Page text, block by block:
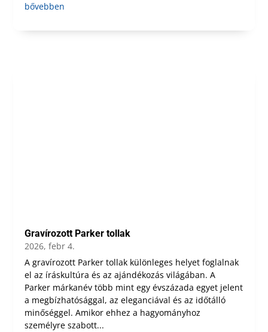
bővebben
Gravírozott Parker tollak
2026, febr 4.
A gravírozott Parker tollak különleges helyet foglalnak
el az íráskultúra és az ajándékozás világában. A
Parker márkanév több mint egy évszázada egyet jelent
a megbízhatósággal, az eleganciával és az időtálló
minőséggel. Amikor ehhez a hagyományhoz
személyre szabott...